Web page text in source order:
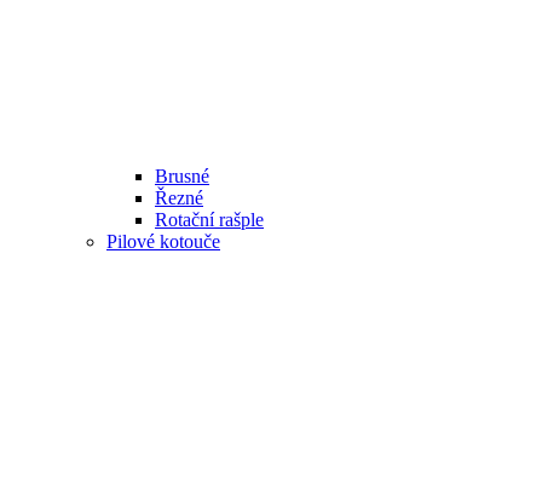
Brusné
Řezné
Rotační rašple
Pilové kotouče